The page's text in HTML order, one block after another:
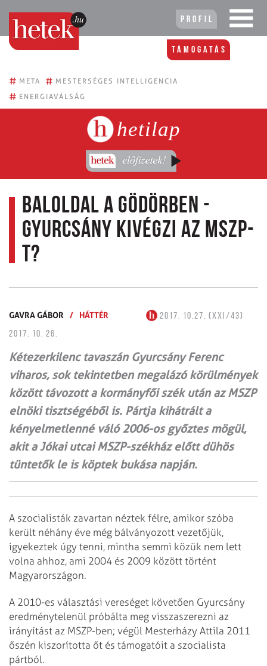
Profil
Támogatás
# META # MESTERSÉGES INTELLIGENCIA
# ENERGIAVÁLSÁG
hetilap
Baloldal a gödörben -
Gyurcsány kivégzi az MSZP-
t?
GAVRA GÁBOR / HÁTTÉR
2017. 10.27. (XXI/43)
2017. 10. 26.
Kétezerkilenc tavaszán Gyurcsány Ferenc
viharos, sok tekintetben megalázó körülmények
között távozott a kormányfői szék után az MSZP
elnöki tisztségéből is. Pártja kihátrált a
kényelmetlenné váló 2006-os győztes mögül,
akit a Jókai utcai MSZP-székház előtt dühös
tüntetők le is köptek bukása napján.
A szocialisták zavartan néztek félre, amikor szóba
került néhány éve még bálványozott vezetőjük,
igyekeztek úgy tenni, mintha semmi közük nem lett
volna ahhoz, ami 2004 és 2009 között történt
Magyarországon.
A 2010-es választási vereséget követően Gyurcsány
eredménytelenül próbálta meg visszaszerezni az
irányítást az MSZP-ben; végül Mesterházy Attila 2011
őszén kiszorította őt és támogatóit a szocialista
pártból.